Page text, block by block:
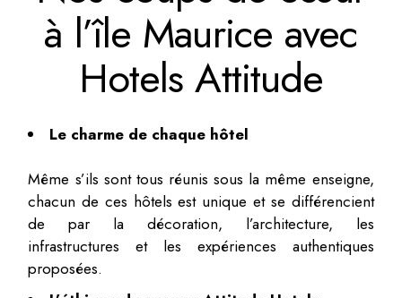
à l’île Maurice avec
Hotels Attitude
Le charme de chaque hôtel
Même s’ils sont tous réunis sous la même enseigne,
chacun de ces hôtels est unique et se différencient
de par la décoration, l’architecture, les
infrastructures et les expériences authentiques
proposées.